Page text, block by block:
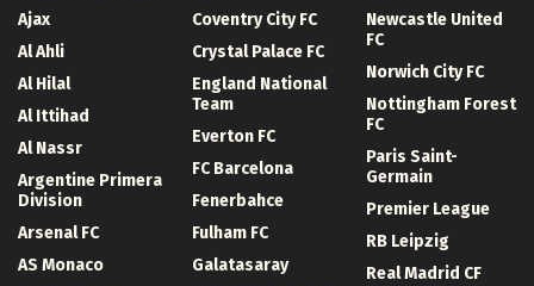
Ajax
Al Ahli
Al Hilal
Al Ittihad
Al Nassr
Argentine Primera
Division
Arsenal FC
AS Monaco
Coventry City FC
Crystal Palace FC
England National
Team
Everton FC
FC Barcelona
Fenerbahce
Fulham FC
Galatasaray
Newcastle United
FC
Norwich City FC
Nottingham Forest
FC
Paris Saint-
Germain
Premier League
RB Leipzig
Real Madrid CF